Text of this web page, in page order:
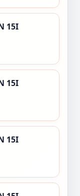
15I
15I
15I